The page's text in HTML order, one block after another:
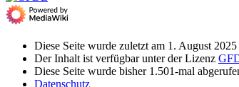
Diese Seite wurde zuletzt am 1. August
Der Inhalt ist verfügbar unter der Lizenz
Diese Seite wurde bisher 1.501-mal
Datenschutz